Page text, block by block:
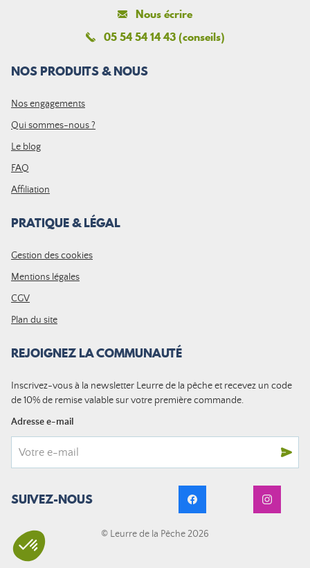
Nous écrire
05 54 54 14 43 (conseils)
NOS PRODUITS & NOUS
Nos engagements
Qui sommes-nous ?
Le blog
FAQ
Affiliation
PRATIQUE & LÉGAL
Gestion des cookies
Mentions légales
CGV
Plan du site
REJOIGNEZ LA COMMUNAUTÉ
Inscrivez-vous à la newsletter Leurre de la pêche et recevez un code
de 10% de remise valable sur votre première commande.
Adresse e-mail
SUIVEZ-NOUS
© Leurre de la Pêche 2026